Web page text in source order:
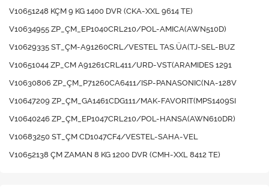
V10651248 KÇM 9 KG 1400 DVR (CKA-XXL 9614 TE)
V10634955 ZP_ÇM_EP1040CRL210/POL-AMICA(AWN510D)
V10629335 ST_ÇM-A91260CRL/VESTEL TAS.ÜA(TJ-SEL-BUZ
V10651044 ZP_CM A91261CRL411/URD-VST(ARAMIDES 1291
V10630806 ZP_ÇM_P71260CA6411/ISP-PANASONIC(NA-128V
V10647209 ZP_ÇM_GA1461CDG111/MAK-FAVORIT(MPS1409SI
V10640246 ZP_ÇM_EP1047CRL210/POL-HANSA(AWN610DR)
V10683250 ST_ÇM CD1047CF4/VESTEL-SAHA-VEL
V10652138 ÇM ZAMAN 8 KG 1200 DVR (CMH-XXL 8412 TE)